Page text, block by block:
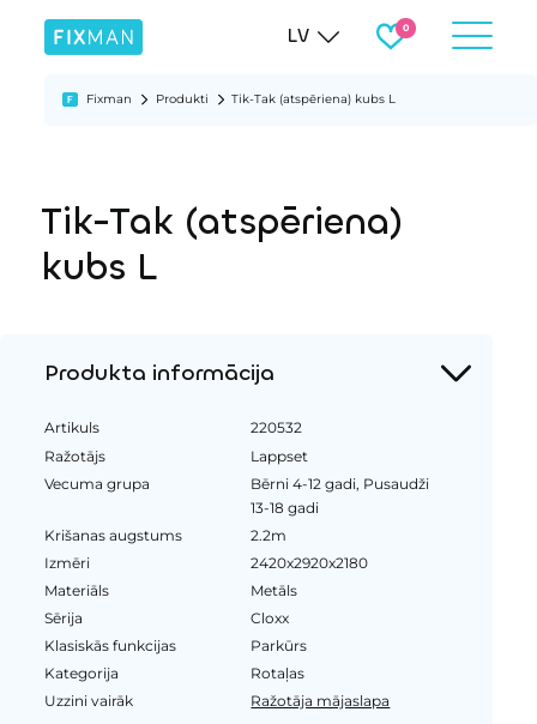
LV
Fixman Produkti Tik-Tak (atspēriena) kubs L
Tik-Tak (atspēriena)
kubs L
Produkta informācija
Artikuls
220532
Ražotājs
Lappset
Vecuma grupa
Bērni 4-12 gadi, Pusaudži
13-18 gadi
Krišanas augstums
2.2m
Izmēri
2420x2920x2180
Materiāls
Metāls
Sērija
Cloxx
Klasiskās funkcijas
Parkūrs
Kategorija
Rotaļas
Uzzini vairāk
Ražotāja mājaslapa